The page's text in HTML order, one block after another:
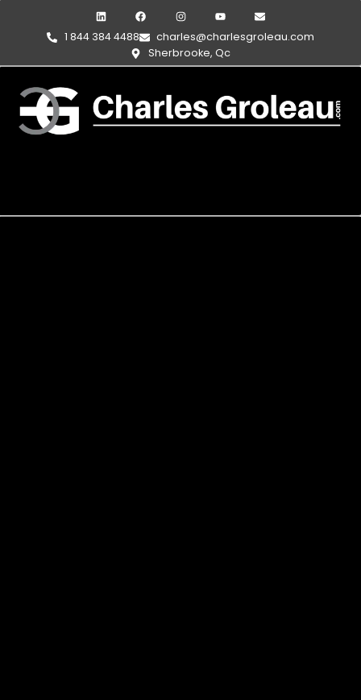
1 844 384 4488
charles@charlesgroleau.com
Sherbrooke, Qc